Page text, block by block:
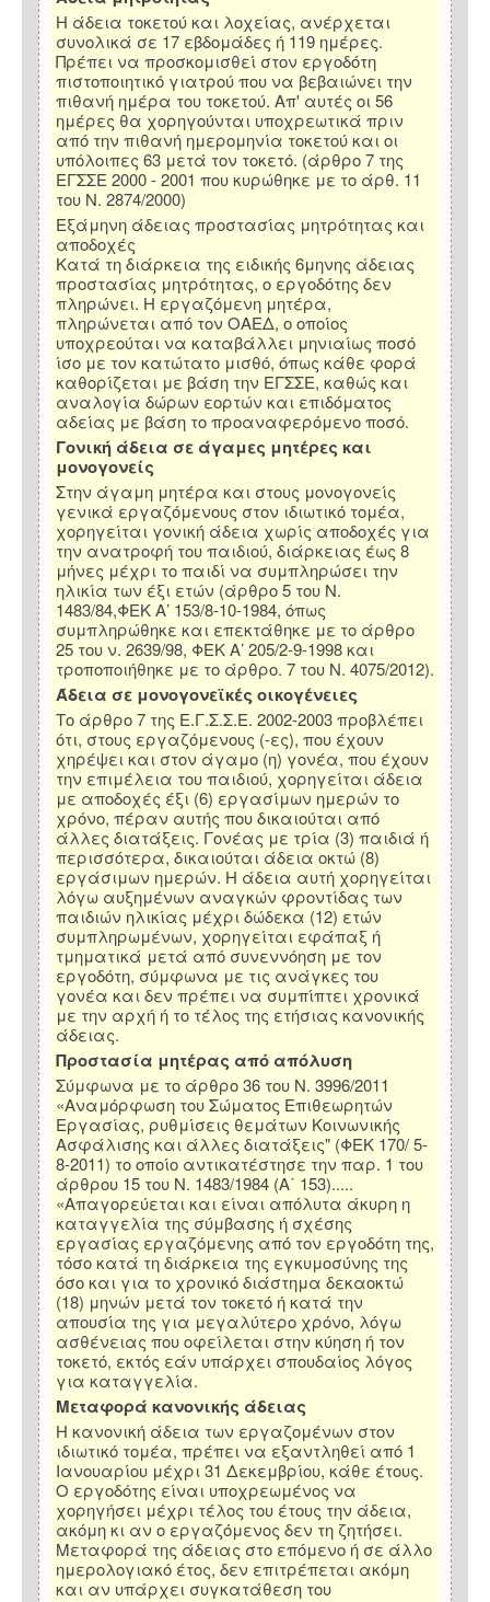
Η άδεια τοκετού και λοχείας, ανέρχεται
συνολικά σε 17 εβδομάδες ή 119 ημέρες.
Πρέπει να προσκομισθεί στον εργοδότη
πιστοποιητικό γιατρού που να βεβαιώνει την
πιθανή ημέρα του τοκετού. Απ' αυτές οι 56
ημέρες θα χορηγούνται υποχρεωτικά πριν
από την πιθανή ημερομηνία τοκετού και οι
υπόλοιπες 63 μετά τον τοκετό. (άρθρο 7 της
ΕΓΣΣΕ 2000 - 2001 που κυρώθηκε με το άρθ. 11
του Ν. 2874/2000)
Εξάμηνη άδειας προστασίας μητρότητας και
αποδοχές
Κατά τη διάρκεια της ειδικής 6μηνης άδειας
προστασίας μητρότητας, ο εργοδότης δεν
πληρώνει. Η εργαζόμενη μητέρα,
πληρώνεται από τον ΟΑΕΔ, ο οποίος
υποχρεούται να καταβάλλει μηνιαίως ποσό
ίσο με τον κατώτατο μισθό, όπως κάθε φορά
καθορίζεται με βάση την ΕΓΣΣΕ, καθώς και
αναλογία δώρων εορτών και επιδόματος
αδείας με βάση το προαναφερόμενο ποσό.
Γονική άδεια σε άγαμες μητέρες και
μονογονείς
Στην άγαμη μητέρα και στους μονογονείς
γενικά εργαζόμενους στον ιδιωτικό τομέα,
χορηγείται γονική άδεια χωρίς αποδοχές για
την ανατροφή του παιδιού, διάρκειας έως 8
μήνες μέχρι το παιδί να συμπληρώσει την
ηλικία των έξι ετών (άρθρο 5 του Ν.
1483/84,ΦΕΚ Α’ 153/8-10-1984, όπως
συμπληρώθηκε και επεκτάθηκε με το άρθρο
25 του ν. 2639/98, ΦΕΚ Α’ 205/2-9-1998 και
τροποποιήθηκε με το άρθρο. 7 του Ν. 4075/2012).
Άδεια σε μονογονεϊκές οικογένειες
Το άρθρο 7 της Ε.Γ.Σ.Σ.Ε. 2002-2003 προβλέπει
ότι, στους εργαζόμενους (-ες), που έχουν
χηρέψει και στον άγαμο (η) γονέα, που έχουν
την επιμέλεια του παιδιού, χορηγείται άδεια
με αποδοχές έξι (6) εργασίμων ημερών το
χρόνο, πέραν αυτής που δικαιούται από
άλλες διατάξεις. Γονέας με τρία (3) παιδιά ή
περισσότερα, δικαιούται άδεια οκτώ (8)
εργάσιμων ημερών. Η άδεια αυτή χορηγείται
λόγω αυξημένων αναγκών φροντίδας των
παιδιών ηλικίας μέχρι δώδεκα (12) ετών
συμπληρωμένων, χορηγείται εφάπαξ ή
τμηματικά μετά από συνεννόηση με τον
εργοδότη, σύμφωνα με τις ανάγκες του
γονέα και δεν πρέπει να συμπίπτει χρονικά
με την αρχή ή το τέλος της ετήσιας κανονικής
άδειας.
Προστασία μητέρας από απόλυση
Σύμφωνα με το άρθρο 36 του Ν. 3996/2011
«Αναμόρφωση του Σώματος Επιθεωρητών
Εργασίας, ρυθμίσεις θεμάτων Κοινωνικής
Ασφάλισης και άλλες διατάξεις" (ΦΕΚ 170/ 5-
8-2011) το οποίο αντικατέστησε την παρ. 1 του
άρθρου 15 του Ν. 1483/1984 (Α΄ 153).....
«Απαγορεύεται και είναι απόλυτα άκυρη η
καταγγελία της σύμβασης ή σχέσης
εργασίας εργαζόμενης από τον εργοδότη της,
τόσο κατά τη διάρκεια της εγκυμοσύνης της
όσο και για το χρονικό διάστημα δεκαοκτώ
(18) μηνών μετά τον τοκετό ή κατά την
απουσία της για μεγαλύτερο χρόνο, λόγω
ασθένειας που οφείλεται στην κύηση ή τον
τοκετό, εκτός εάν υπάρχει σπουδαίος λόγος
για καταγγελία.
Μεταφορά κανονικής άδειας
Η κανονική άδεια των εργαζομένων στον
ιδιωτικό τομέα, πρέπει να εξαντληθεί από 1
Ιανουαρίου μέχρι 31 Δεκεμβρίου, κάθε έτους.
Ο εργοδότης είναι υποχρεωμένος να
χορηγήσει μέχρι τέλος του έτους την άδεια,
ακόμη κι αν ο εργαζόμενος δεν τη ζητήσει.
Μεταφορά της άδειας στο επόμενο ή σε άλλο
ημερολογιακό έτος, δεν επιτρέπεται ακόμη
και αν υπάρχει συγκατάθεση του